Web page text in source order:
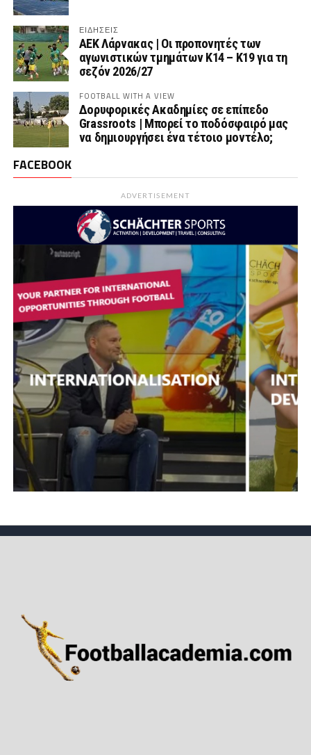
ΕΙΔΗΣΕΙΣ
AEK Λάρνακας | Οι προπονητές των
αγωνιστικών τμημάτων Κ14 – Κ19 για τη
σεζόν 2026/27
FOOTBALL WITH A VIEW
Δορυφορικές Ακαδημίες σε επίπεδο
Grassroots | Μπορεί το ποδόσφαιρό μας
να δημιουργήσει ένα τέτοιο μοντέλο;
FACEBOOK
ADVERTISEMENT